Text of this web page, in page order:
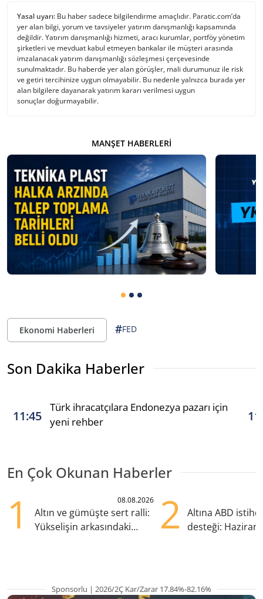
Yasal uyarı: Bu haber sadece bilgilendirme amaçlıdır. Paratic.com’da
yer alan bilgi, yorum ve tavsiyeler yatırım danışmanlığı kapsamında
değildir. Yatırım danışmanlığı hizmeti, aracı kurumlar, portföy yönetim
şirketleri ve mevduat kabul etmeyen bankalar ile müşteri arasında
imzalanacak yatırım danışmanlığı sözleşmesi çerçevesinde
sunulmaktadır. Bu haberde yer alan görüşler, mali durumunuz ile risk
ve getiri tercihinize uygun olmayabilir. Bu nedenle yalnızca burada yer
alan bilgilere dayanarak yatırım kararı verilmesi uygun
sonuçlar doğurmayabilir.
MANŞET HABERLERI
Ekonomi Haberleri #FED
Son Dakika Haberler
11:45
Türk ihracatçılara Endonezya pazarı için
yeni rehber
En Çok Okunan Haberler
1 08.08.2026
Altın ve gümüşte sert ralli:
Yükselişin arkasındaki
2
Altına ABD
desteği:
Sponsorlu | 2026/2Ç Kar/Zarar 17.84%-82.16%